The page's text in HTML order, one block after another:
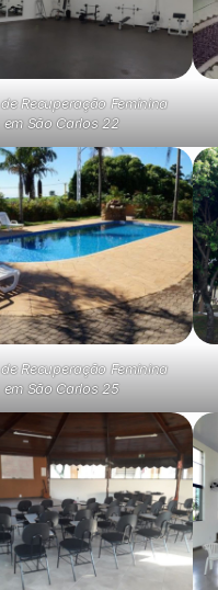
Recuperação Feminina
em São Carlos 22
Recuperação Feminina
em São Carlos 25